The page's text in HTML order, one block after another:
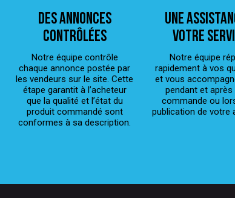
Des annonces
contrôlées
Notre équipe contrôle
chaque annonce postée par
les vendeurs sur le site. Cette
étape garantit à l’acheteur
que la qualité et l’état du
produit commandé sont
conformes à sa description.
Une
votre
Notre équipe
rapidement à vos
et vous
pendant et après
commande ou
publication de votre